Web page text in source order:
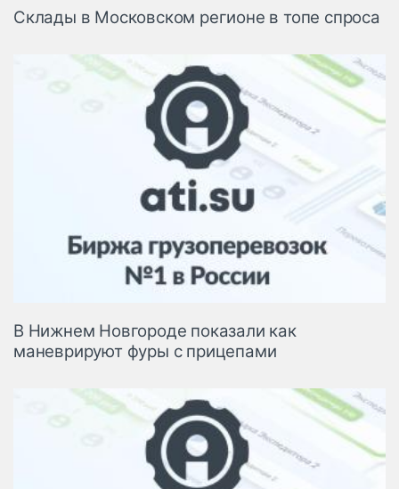
Склады в Московском регионе в топе спроса
В Нижнем Новгороде показали как
маневрируют фуры с прицепами